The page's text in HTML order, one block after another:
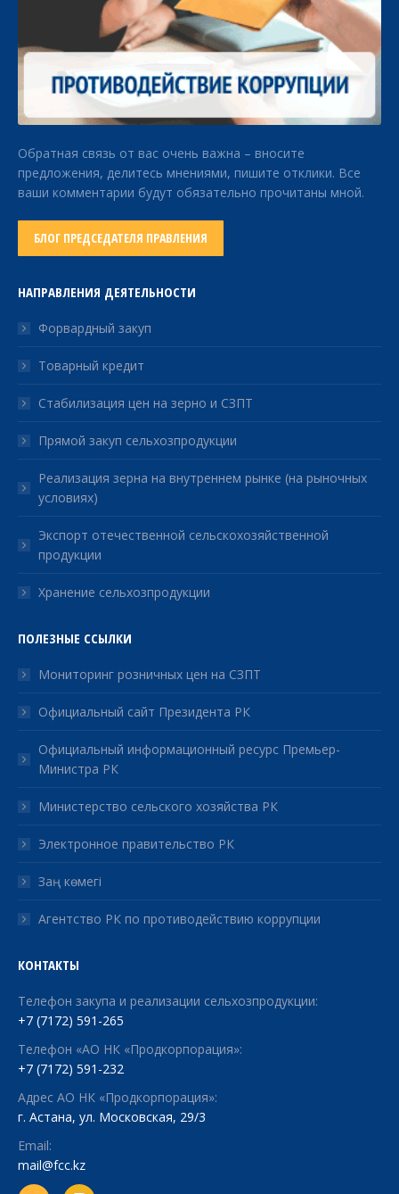
Обратная связь от вас очень важна – вносите
предложения, делитесь мнениями, пишите отклики. Все
ваши комментарии будут обязательно прочитаны мной.
БЛОГ ПРЕДСЕДАТЕЛЯ ПРАВЛЕНИЯ
НАПРАВЛЕНИЯ ДЕЯТЕЛЬНОСТИ
Форвардный закуп
Товарный кредит
Стабилизация цен на зерно и СЗПТ
Прямой закуп сельхозпродукции
Реализация зерна на внутреннем рынке (на рыночных
условиях)
Экспорт отечественной сельскохозяйственной
продукции
Хранение сельхозпродукции
ПОЛЕЗНЫЕ ССЫЛКИ
Мониторинг розничных цен на СЗПТ
Официальный сайт Президента РК
Официальный информационный ресурс Премьер-
Министра РК
Министерство сельского хозяйства РК
Электронное правительство РК
Заң көмегі
Агентство РК по противодействию коррупции
КОНТАКТЫ
Телефон закупа и реализации сельхозпродукции:
+7 (7172) 591-265
Телефон «АО НК «Продкорпорация»:
+7 (7172) 591-232
Адрес АО НК «Продкорпорация»:
г. Астана, ул. Московская, 29/3
Email:
mail@fcc.kz